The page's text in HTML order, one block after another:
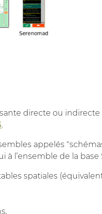
directe ou
.
appelés
l’ensemble de la base
spatiales